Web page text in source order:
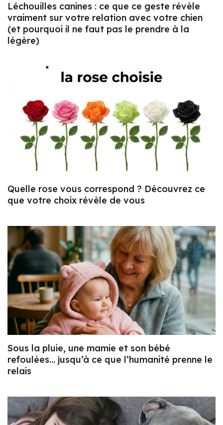
Léchouilles canines : ce que ce geste révèle
vraiment sur votre relation avec votre chien
(et pourquoi il ne faut pas le prendre à la
légère)
Quelle rose vous correspond ? Découvrez ce
que votre choix révèle de vous
Sous la pluie, une mamie et son bébé
refoulées… jusqu’à ce que l’humanité prenne le
relais